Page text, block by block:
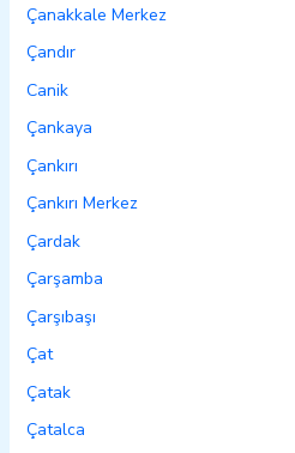
Çanakkale Merkez
Çandır
Canik
Çankaya
Çankırı
Çankırı Merkez
Çardak
Çarşamba
Çarşıbaşı
Çat
Çatak
Çatalca